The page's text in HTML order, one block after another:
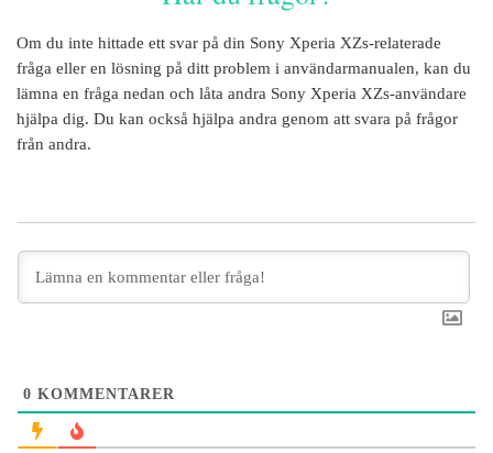
Om du inte hittade ett svar på din Sony Xperia XZs-relaterade
fråga eller en lösning på ditt problem i användarmanualen, kan du
lämna en fråga nedan och låta andra Sony Xperia XZs-användare
hjälpa dig. Du kan också hjälpa andra genom att svara på frågor
från andra.
0 KOMMENTARER